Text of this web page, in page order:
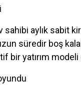
aylık sabit
süredir boş
yatırım modeli